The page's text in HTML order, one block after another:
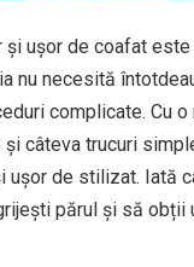
și ușor de coafat
nu necesită
complicate. Cu
câteva trucuri
ușor de stilizat. Iată
părul și să obții